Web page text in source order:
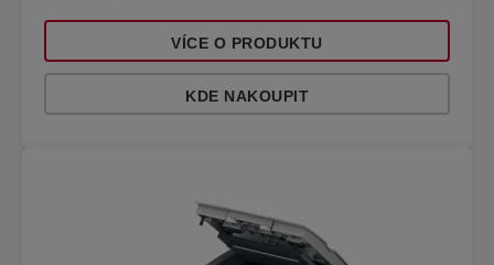
VÍCE O PRODUKTU
KDE NAKOUPIT